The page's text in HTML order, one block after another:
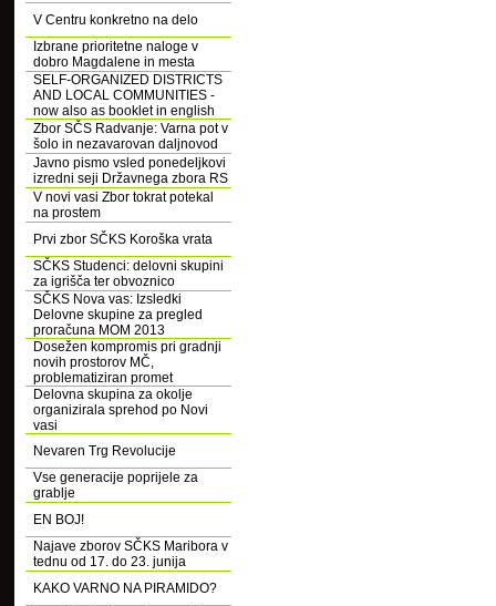
V Centru konkretno na delo
Izbrane prioritetne naloge v
dobro Magdalene in mesta
SELF-ORGANIZED DISTRICTS
AND LOCAL COMMUNITIES -
now also as booklet in english
Zbor SČS Radvanje: Varna pot v
šolo in nezavarovan daljnovod
Javno pismo vsled ponedeljkovi
izredni seji Državnega zbora RS
V novi vasi Zbor tokrat potekal
na prostem
Prvi zbor SČKS Koroška vrata
SČKS Studenci: delovni skupini
za igrišča ter obvoznico
SČKS Nova vas: Izsledki
Delovne skupine za pregled
proračuna MOM 2013
Dosežen kompromis pri gradnji
novih prostorov MČ,
problematiziran promet
Delovna skupina za okolje
organizirala sprehod po Novi
vasi
Nevaren Trg Revolucije
Vse generacije poprijele za
grablje
EN BOJ!
Najave zborov SČKS Maribora v
tednu od 17. do 23. junija
KAKO VARNO NA PIRAMIDO?